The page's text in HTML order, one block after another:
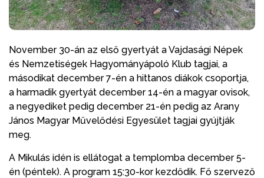
November 30-án az első gyertyát a Vajdasági Népek
és Nemzetiségek Hagyományápoló Klub tagjai, a
másodikat december 7-én a hittanos diákok csoportja,
a harmadik gyertyát december 14-én a magyar ovisok,
a negyediket pedig december 21-én pedig az Arany
János Magyar Művelődési Egyesület tagjai gyújtják
meg.
A Mikulás idén is ellátogat a templomba december 5-
én (péntek). A program 15:30-kor kezdődik. Fő szervező